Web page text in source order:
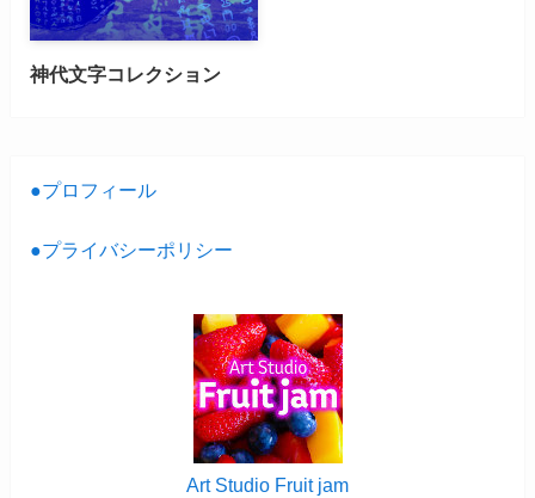
神代文字コレクション
●プロフィール
●プライバシーポリシー
Art Studio Fruit jam